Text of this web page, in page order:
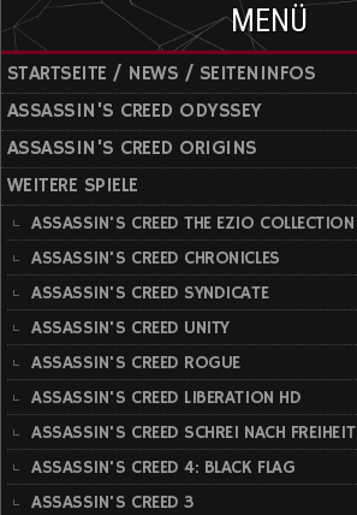
MENÜ
STARTSEITE / NEWS / SEITENINFOS
ASSASSIN'S CREED ODYSSEY
ASSASSIN'S CREED ORIGINS
WEITERE SPIELE
ASSASSIN'S CREED THE EZIO COLLECTION
ASSASSIN'S CREED CHRONICLES
ASSASSIN'S CREED SYNDICATE
ASSASSIN'S CREED UNITY
ASSASSIN'S CREED ROGUE
ASSASSIN'S CREED LIBERATION HD
ASSASSIN'S CREED SCHREI NACH FREIHEIT
ASSASSIN'S CREED 4: BLACK FLAG
ASSASSIN'S CREED 3